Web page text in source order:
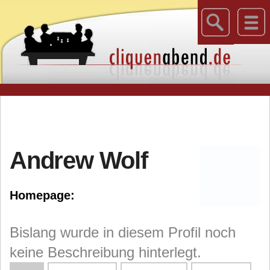
Andrew Wolf
Homepage:
Bislang wurde in diesem Profil noch
keine Beschreibung hinterlegt.